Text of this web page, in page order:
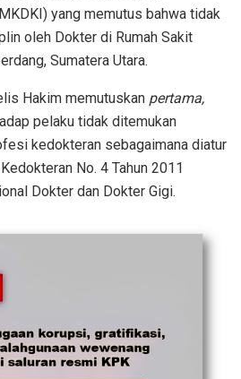
yang memutus bahwa tidak
oleh Dokter di Rumah Sakit
Sumatera Utara.
Hakim memutuskan pertama,
pelaku tidak ditemukan
kedokteran sebagaimana diatur
No. 4 Tahun 2011
Dokter dan Dokter Gigi.